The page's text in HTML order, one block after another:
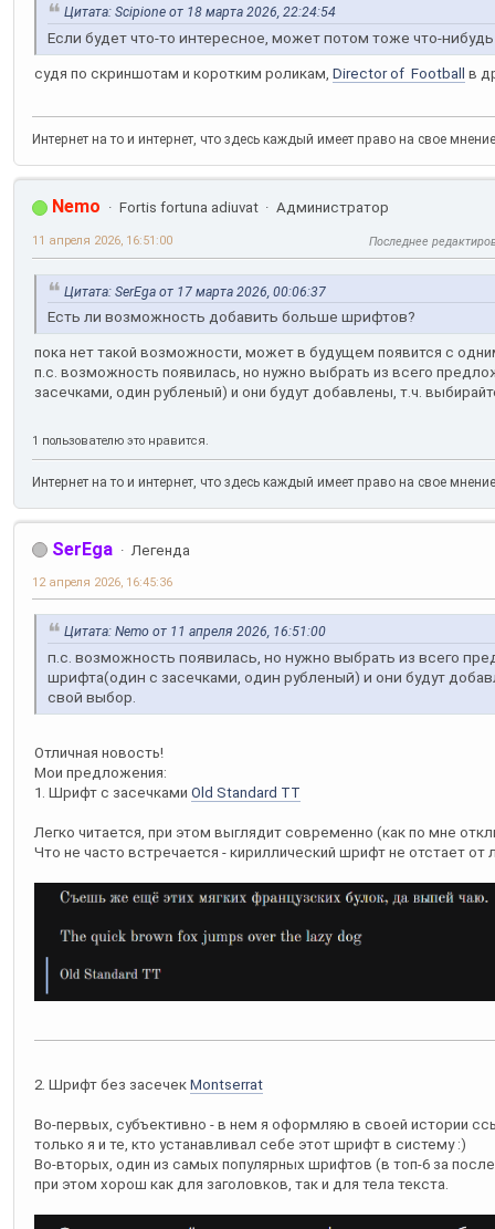
Цитата: Scipione от 18 марта 2026, 22:24:54
Если будет что-то интересное, может потом тоже что-
судя по скриншотам и коротким роликам, Director of Football в
Интернет на то и интернет, что здесь каждый имеет право на свое
Nemo Fortis fortuna adiuvat Администратор
11 апреля 2026, 16:51:00 Последнее
Цитата: SerEga от 17 марта 2026, 00:06:37
Есть ли возможность добавить больше шрифтов?
пока нет такой возможности, может в будущем появится с
п.с. возможность появилась, но нужно выбрать из всего
засечками, один рубленый) и они будут добавлены, т.ч.
1 пользователю это нравится.
Интернет на то и интернет, что здесь каждый имеет право на свое
SerEga Легенда
12 апреля 2026, 16:45:36
Цитата: Nemo от 11 апреля 2026, 16:51:00
п.с. возможность появилась, но нужно выбрать из всего
шрифта(один с засечками, один рубленый) и они будут
свой выбор.
Отличная новость!
Мои предложения:
1. Шрифт с засечками Old Standard TT
Легко читается, при этом выглядит современно (как по мне
Что не часто встречается - кириллический шрифт не отстает от
2. Шрифт без засечек Montserrat
Во-первых, субъективно - в нем я оформляю в своей истории
только я и те, кто устанавливал себе этот шрифт в систему :)
Во-вторых, один из самых популярных шрифтов (в топ-6 за
при этом хорош как для заголовков, так и для тела текста.